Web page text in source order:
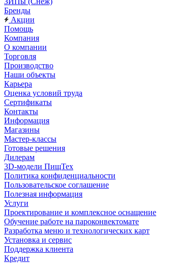
Бренды
Акции
Помощь
Компания
О компании
Торговля
Производство
Наши объекты
Карьера
Оценка условий труда
Сертификаты
Контакты
Информация
Магазины
Мастер-классы
Готовые решения
Дилерам
3D-модели ПищТех
Политика конфиденциальности
Пользовательское соглашение
Полезная информация
Услуги
Проектирование и комплексное оснащение
Обучение работе на пароконвектомате
Разработка меню и технологических карт
Установка и сервис
Поддержка клиента
Кредит